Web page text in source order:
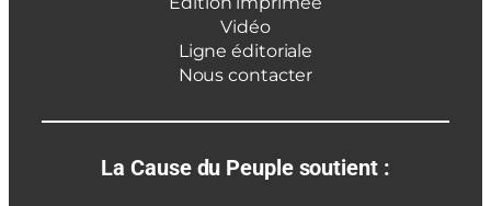
Vidéo
Ligne éditoriale
Nous contacter
La Cause du Peuple soutient :